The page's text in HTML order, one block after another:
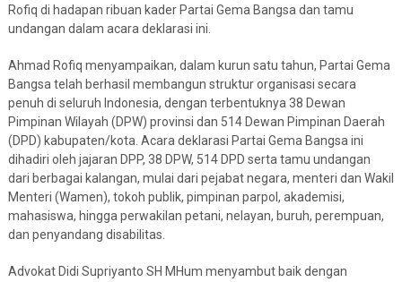
Rofiq di hadapan ribuan kader Partai Gema Bangsa dan tamu
undangan dalam acara deklarasi ini.
Ahmad Rofiq menyampaikan, dalam kurun satu tahun, Partai Gema
Bangsa telah berhasil membangun struktur organisasi secara
penuh di seluruh Indonesia, dengan terbentuknya 38 Dewan
Pimpinan Wilayah (DPW) provinsi dan 514 Dewan Pimpinan Daerah
(DPD) kabupaten/kota. Acara deklarasi Partai Gema Bangsa ini
dihadiri oleh jajaran DPP, 38 DPW, 514 DPD serta tamu undangan
dari berbagai kalangan, mulai dari pejabat negara, menteri dan Wakil
Menteri (Wamen), tokoh publik, pimpinan parpol, akademisi,
mahasiswa, hingga perwakilan petani, nelayan, buruh, perempuan,
dan penyandang disabilitas.
Advokat Didi Supriyanto SH MHum menyambut baik dengan